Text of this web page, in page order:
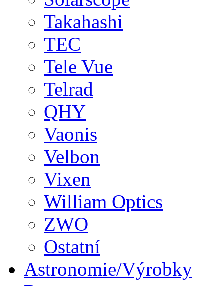
Takahashi
TEC
Tele Vue
Telrad
QHY
Vaonis
Velbon
Vixen
William Optics
ZWO
Ostatní
Astronomie/Výrobky